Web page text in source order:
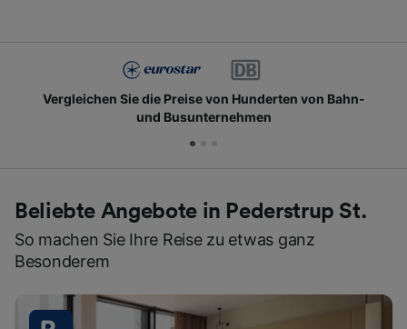
Vergleichen Sie die Preise von Hunderten von Bahn-
und Busunternehmen
Beliebte Angebote in Pederstrup St.
So machen Sie Ihre Reise zu etwas ganz
Besonderem